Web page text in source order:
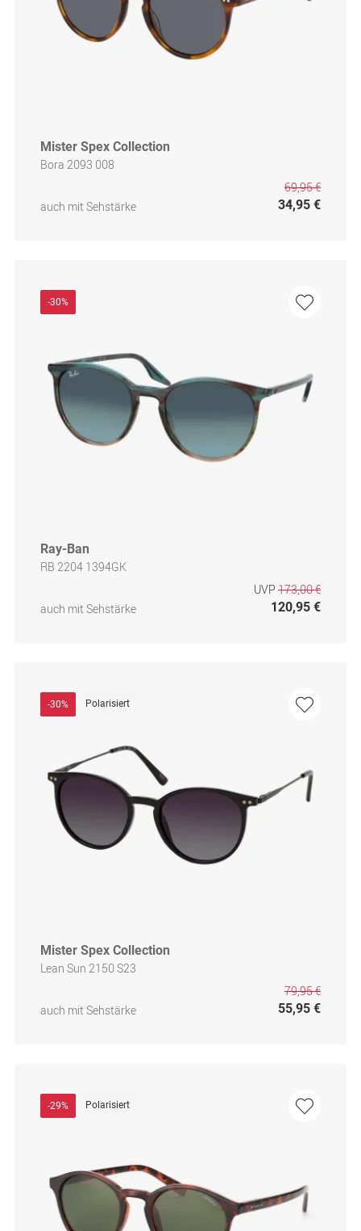
Mister Spex Collection
Bora 2093 008
auch mit Sehstärke
69,95 €
34,95 €
-30%
Ray-Ban
RB 2204 1394GK
auch mit Sehstärke
UVP 173,00 €
120,95 €
-30% Polarisiert
Mister Spex Collection
Lean Sun 2150 S23
auch mit Sehstärke
79,95 €
55,95 €
-29% Polarisiert